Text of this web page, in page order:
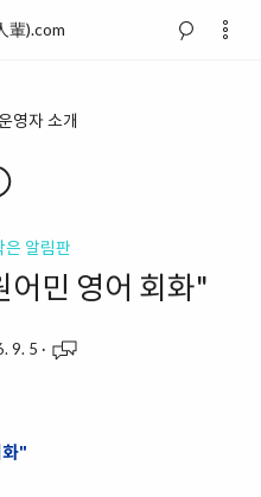
輩).com
영자 소개
알림판
어민 영어 회화"
9. 5 ·
화"